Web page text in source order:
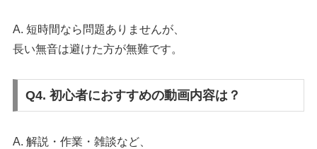
A. 短時間なら問題ありませんが、
長い無音は避けた方が無難です。
Q4. 初心者におすすめの動画内容は？
A. 解説・作業・雑談など、